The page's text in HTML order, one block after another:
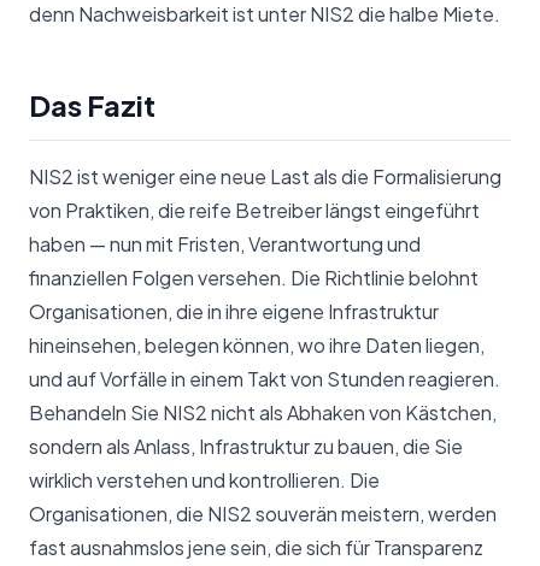
denn Nachweisbarkeit ist unter NIS2 die halbe Miete.
Das Fazit
NIS2 ist weniger eine neue Last als die Formalisierung
von Praktiken, die reife Betreiber längst eingeführt
haben — nun mit Fristen, Verantwortung und
finanziellen Folgen versehen. Die Richtlinie belohnt
Organisationen, die in ihre eigene Infrastruktur
hineinsehen, belegen können, wo ihre Daten liegen,
und auf Vorfälle in einem Takt von Stunden reagieren.
Behandeln Sie NIS2 nicht als Abhaken von Kästchen,
sondern als Anlass, Infrastruktur zu bauen, die Sie
wirklich verstehen und kontrollieren. Die
Organisationen, die NIS2 souverän meistern, werden
fast ausnahmslos jene sein, die sich für Transparenz